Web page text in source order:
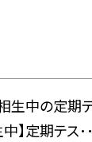
生中の定期
中】定期テス･